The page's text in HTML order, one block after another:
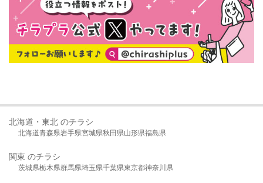
北海道・東北 のチラシ
北海道青森県岩手県宮城県秋田県山形県福島県
関東 のチラシ
茨城県栃木県群馬県埼玉県千葉県東京都神奈川県